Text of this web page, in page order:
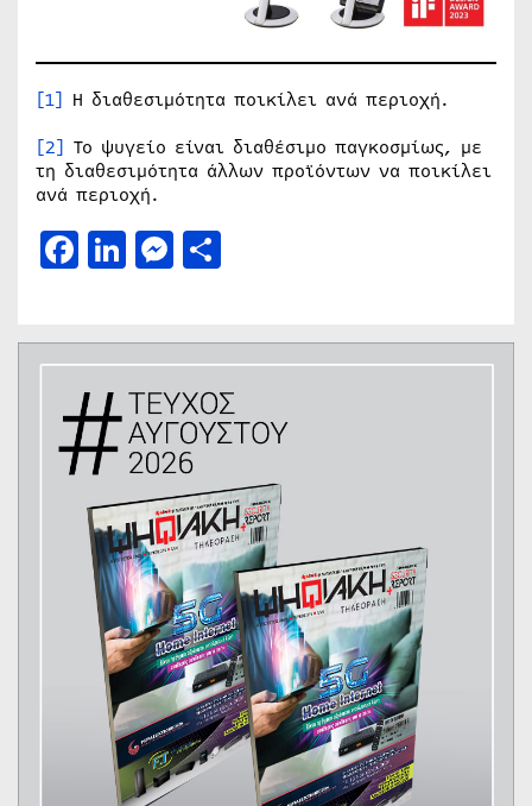
[1] Η διαθεσιμότητα ποικίλει ανά περιοχή.
[2] Το ψυγείο είναι διαθέσιμο παγκοσμίως, με
τη διαθεσιμότητα άλλων προϊόντων να ποικίλει
ανά περιοχή.
Facebook
LinkedIn
Messenger